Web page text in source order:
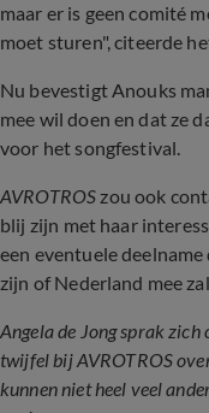
maar er is geen comité
moet sturen", citeerde
Nu bevestigt Anouks
mee wil doen en dat ze
voor het songfestival.
AVROTROS zou ook
blij zijn met haar
een eventuele
zijn of Nederland mee
Angela de Jong sprak
twijfel bij AVROTROS
kunnen niet heel veel